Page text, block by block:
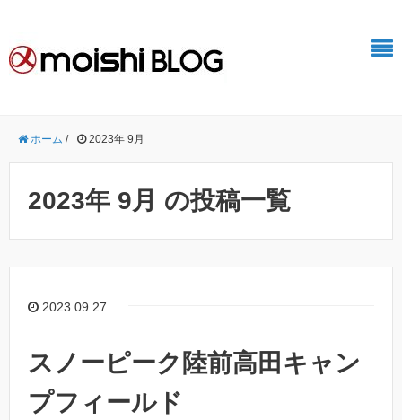
ホーム / 2023年 9月
2023年 9月 の投稿一覧
2023.09.27
スノーピーク陸前高田キャン
プフィールド